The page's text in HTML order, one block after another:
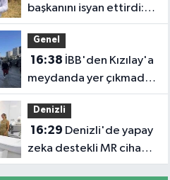
başkanını isyan ettirdi:
Faturasını ödemeyen
vatandaşlara böyle
seslendi
Genel
16:38
meydanda yer çıkmadı,
Bahçelievler Belediyesi
yer tahsis etti
Denizli
16:29
zeka destekli MR cihazı
hizmete girdi